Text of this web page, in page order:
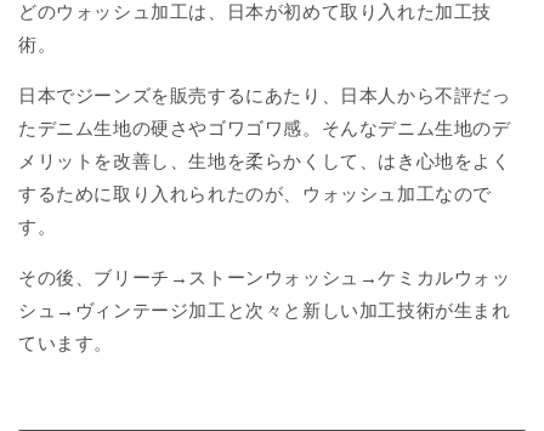
どのウォッシュ加工は、日本が初めて取り入れた加工技
術。
日本でジーンズを販売するにあたり、日本人から不評だっ
たデニム生地の硬さやゴワゴワ感。そんなデニム生地のデ
メリットを改善し、生地を柔らかくして、はき心地をよく
するために取り入れられたのが、ウォッシュ加工なので
す。
その後、ブリーチ→ストーンウォッシュ→ケミカルウォッ
シュ→ヴィンテージ加工と次々と新しい加工技術が生まれ
ています。